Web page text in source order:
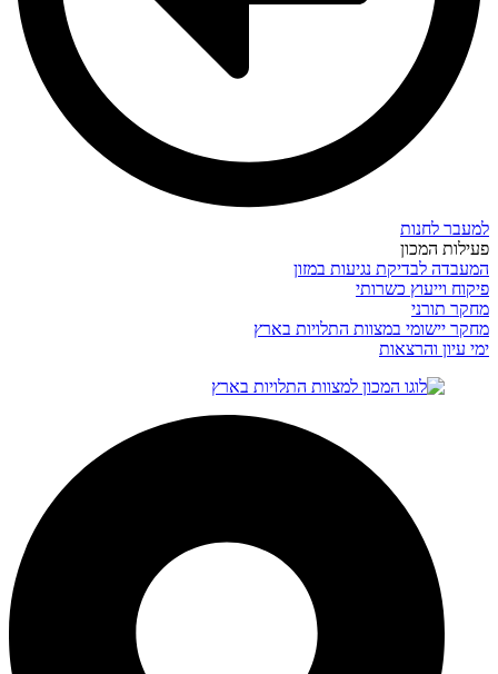
למעבר לחנות
פעילות המכון
המעבדה לבדיקת נגיעות במזון
פיקוח וייעוץ כשרותי
מחקר תורני
מחקר יישומי במצוות התלויות בארץ
ימי עיון והרצאות